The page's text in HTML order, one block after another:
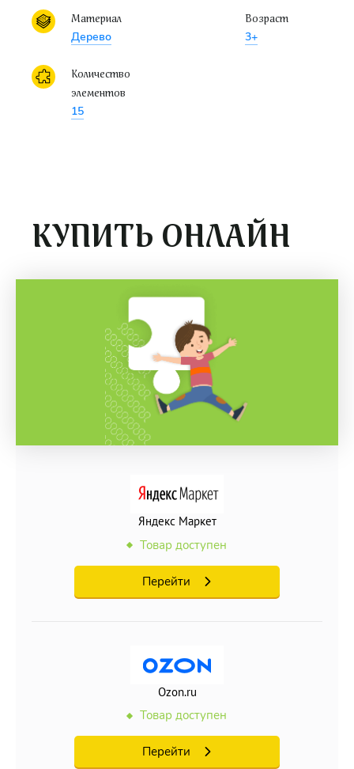
Порадуйте ребенка игрой из дерева
«Сотомино»
полезно и интересно.
Материал
Дерево
Возраст
3+
Количество
элементов
15
КУПИТЬ ОНЛАЙН
Яндекс Маркет
Товар доступен
Перейти
Ozon.ru
Товар доступен
Перейти